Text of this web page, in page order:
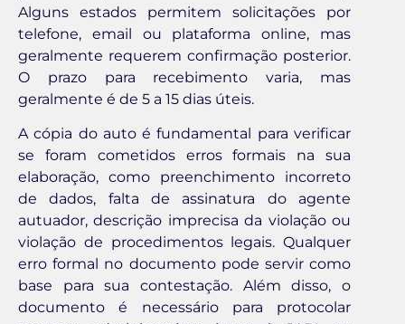
Alguns estados permitem solicitações por
telefone, email ou plataforma online, mas
geralmente requerem confirmação posterior.
O prazo para recebimento varia, mas
geralmente é de 5 a 15 dias úteis.
A cópia do auto é fundamental para verificar
se foram cometidos erros formais na sua
elaboração, como preenchimento incorreto
de dados, falta de assinatura do agente
autuador, descrição imprecisa da violação ou
violação de procedimentos legais. Qualquer
erro formal no documento pode servir como
base para sua contestação. Além disso, o
documento é necessário para protocolar